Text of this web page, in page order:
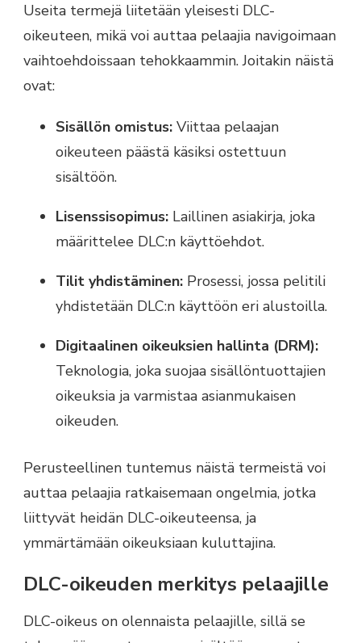
Useita termejä liitetään yleisesti DLC-
oikeuteen, mikä voi auttaa pelaajia navigoimaan
vaihtoehdoissaan tehokkaammin. Joitakin näistä
ovat:
Sisällön omistus: Viittaa pelaajan
oikeuteen päästä käsiksi ostettuun
sisältöön.
Lisenssisopimus: Laillinen asiakirja, joka
määrittelee DLC:n käyttöehdot.
Tilit yhdistäminen: Prosessi, jossa pelitili
yhdistetään DLC:n käyttöön eri alustoilla.
Digitaalinen oikeuksien hallinta (DRM):
Teknologia, joka suojaa sisällöntuottajien
oikeuksia ja varmistaa asianmukaisen
oikeuden.
Perusteellinen tuntemus näistä termeistä voi
auttaa pelaajia ratkaisemaan ongelmia, jotka
liittyvät heidän DLC-oikeuteensa, ja
ymmärtämään oikeuksiaan kuluttajina.
DLC-oikeuden merkitys pelaajille
DLC-oikeus on olennaista pelaajille, sillä se